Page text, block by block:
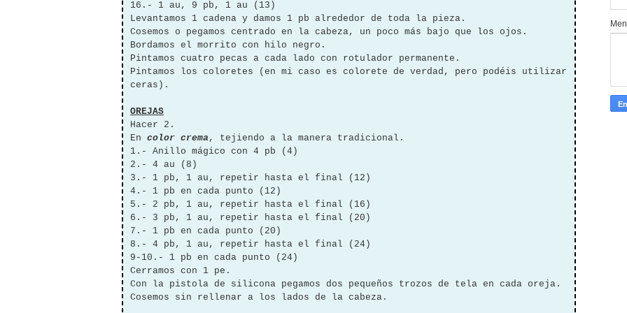
16.- 1 au, 9 pb, 1 au (13)
Levantamos 1 cadena y damos 1 pb alrededor de toda la pieza.
Cosemos o pegamos centrado en la cabeza, un poco más bajo que los ojos.
Bordamos el morrito con hilo negro.
Pintamos cuatro pecas a cada lado con rotulador permanente.
Pintamos los coloretes (en mi caso es colorete de verdad, pero podéis utilizar
ceras).
OREJAS
Hacer 2.
En color crema , tejiendo a la manera tradicional.
1.- Anillo mágico con 4 pb (4)
2.- 4 au (8)
3.- 1 pb, 1 au, repetir hasta el final (12)
4.- 1 pb en cada punto (12)
5.- 2 pb, 1 au, repetir hasta el final (16)
6.- 3 pb, 1 au, repetir hasta el final (20)
7.- 1 pb en cada punto (20)
8.- 4 pb, 1 au, repetir hasta el final (24)
9-10.- 1 pb en cada punto (24)
Cerramos con 1 pe.
Con la pistola de silicona pegamos dos pequeños trozos de tela en cada oreja.
Cosemos sin rellenar a los lados de la cabeza.